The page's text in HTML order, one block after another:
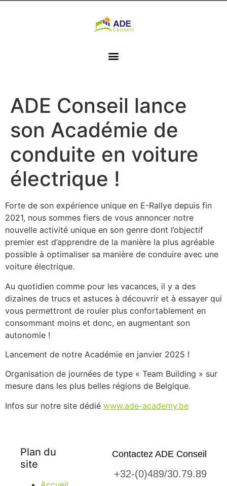
ADE Conseil lance
son Académie de
conduite en voiture
électrique !
Forte de son expérience unique en E-Rallye depuis fin
2021, nous sommes fiers de vous annoncer notre
nouvelle activité unique en son genre dont l’objectif
premier est d’apprendre de la manière la plus agréable
possible à optimaliser sa manière de conduire avec une
voiture électrique.
Au quotidien comme pour les vacances, il y a des
dizaines de trucs et astuces à découvrir et à essayer qui
vous permettront de rouler plus confortablement en
consommant moins et donc, en augmentant son
autonomie !
Lancement de notre Académie en janvier 2025 !
Organisation de journées de type « Team Building » sur
mesure dans les plus belles régions de Belgique.
Infos sur notre site dédié www.ade-academy.be
Plan du
site
Contactez ADE Conseil
+32-(0)489/30.79.89